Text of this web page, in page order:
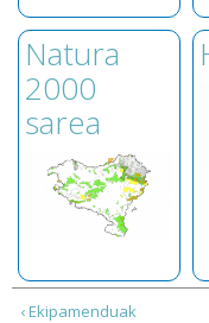
Natura
2000
sarea
‹ Ekipamenduak